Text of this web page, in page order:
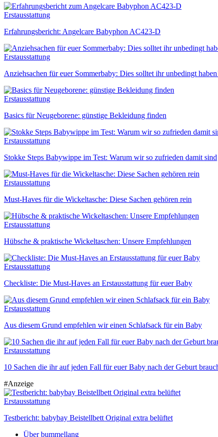
Erstausstattung
Erfahrungsbericht: Angelcare Babyphon AC423-D
Erstausstattung
Anziehsachen für euer Sommerbaby: Dies solltet ihr unbedingt
Erstausstattung
Basics für Neugeborene: günstige Bekleidung finden
Erstausstattung
Stokke Steps Babywippe im Test: Warum wir so zufrieden damit sind
Erstausstattung
Must-Haves für die Wickeltasche: Diese Sachen gehören rein
Erstausstattung
Hübsche & praktische Wickeltaschen: Unsere Empfehlungen
Erstausstattung
Checkliste: Die Must-Haves an Erstausstattung für euer Baby
Erstausstattung
Aus diesem Grund empfehlen wir einen Schlafsack für ein Baby
Erstausstattung
10 Sachen die ihr auf jeden Fall für euer Baby nach der Geburt
#Anzeige
Erstausstattung
Testbericht: babybay Beistellbett Original extra belüftet
Über bummellang